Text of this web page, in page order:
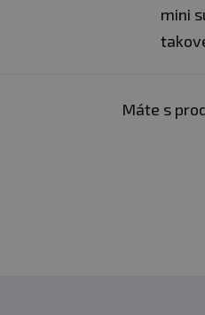
mini
Máte s